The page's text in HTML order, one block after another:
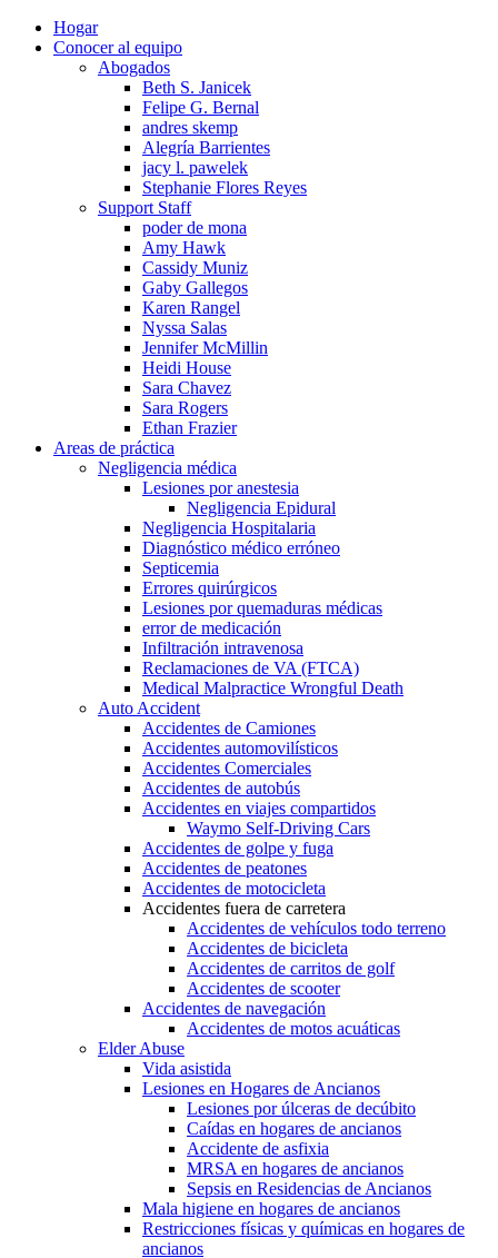
Hogar
Conocer al equipo
Abogados
Beth S. Janicek
Felipe G. Bernal
andres skemp
Alegría Barrientes
jacy l. pawelek
Stephanie Flores Reyes
Support Staff
poder de mona
Amy Hawk
Cassidy Muniz
Gaby Gallegos
Karen Rangel
Nyssa Salas
Jennifer McMillin
Heidi House
Sara Chavez
Sara Rogers
Ethan Frazier
Areas de práctica
Negligencia médica
Lesiones por anestesia
Negligencia Epidural
Negligencia Hospitalaria
Diagnóstico médico erróneo
Septicemia
Errores quirúrgicos
Lesiones por quemaduras médicas
error de medicación
Infiltración intravenosa
Reclamaciones de VA (FTCA)
Medical Malpractice Wrongful Death
Auto Accident
Accidentes de Camiones
Accidentes automovilísticos
Accidentes Comerciales
Accidentes de autobús
Accidentes en viajes compartidos
Waymo Self-Driving Cars
Accidentes de golpe y fuga
Accidentes de peatones
Accidentes de motocicleta
Accidentes fuera de carretera
Accidentes de vehículos todo terreno
Accidentes de bicicleta
Accidentes de carritos de golf
Accidentes de scooter
Accidentes de navegación
Accidentes de motos acuáticas
Elder Abuse
Vida asistida
Lesiones en Hogares de Ancianos
Lesiones por úlceras de decúbito
Caídas en hogares de ancianos
Accidente de asfixia
MRSA en hogares de ancianos
Sepsis en Residencias de Ancianos
Mala higiene en hogares de ancianos
Restricciones físicas y químicas en hogares de
ancianos